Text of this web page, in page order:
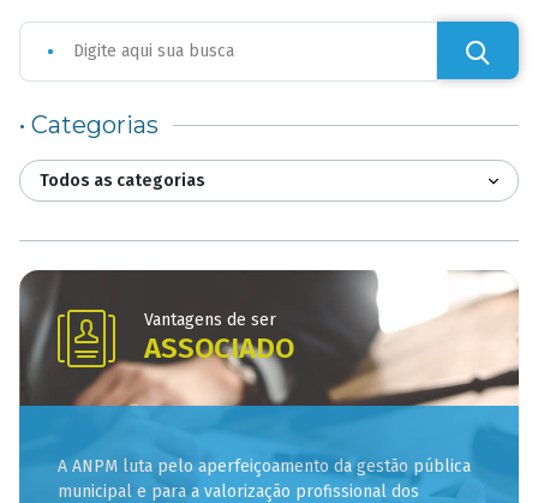
• Categorias
Todos as categorias
Vantagens de ser
ASSOCIADO
A ANPM luta pelo aperfeiçoamento da gestão pública
municipal e para a valorização profissional dos